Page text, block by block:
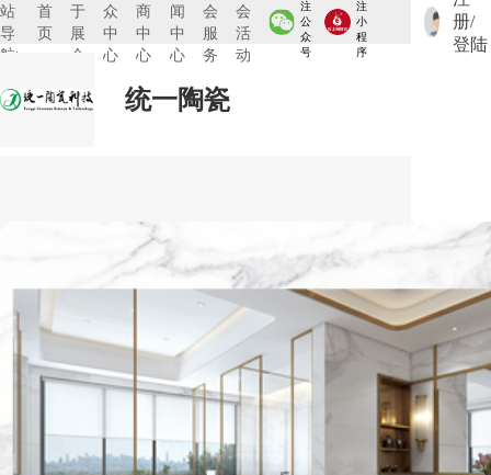
站
导
航:
首
页
于
展
会
众
中
心
商
中
心
闻
中
心
会
服
务
会
活
动
注
公
众
号
注
小
程
序
册/
登陆
统一陶瓷